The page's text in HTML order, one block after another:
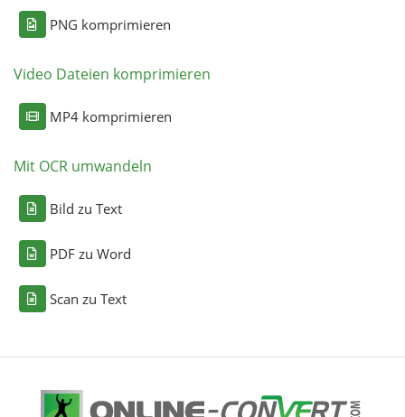
PNG komprimieren
Video Dateien komprimieren
MP4 komprimieren
Mit OCR umwandeln
Bild zu Text
PDF zu Word
Scan zu Text